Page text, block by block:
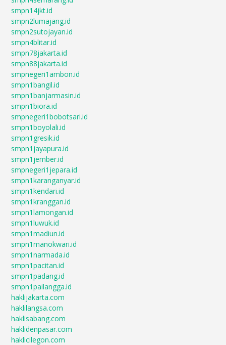
smpn14jkt.id
smpn2lumajang.id
smpn2sutojayan.id
smpn4blitar.id
smpn78jakarta.id
smpn88jakarta.id
smpnegeri1ambon.id
smpn1bangil.id
smpn1banjarmasin.id
smpn1biora.id
smpnegeri1bobotsari.id
smpn1boyolali.id
smpn1gresik.id
smpn1jayapura.id
smpn1jember.id
smpnegeri1jepara.id
smpn1karanganyar.id
smpn1kendari.id
smpn1kranggan.id
smpn1lamongan.id
smpn1luwuk.id
smpn1madiun.id
smpn1manokwari.id
smpn1narmada.id
smpn1pacitan.id
smpn1padang.id
smpn1pailangga.id
haklijakarta.com
haklilangsa.com
haklisabang.com
haklidenpasar.com
haklicilegon.com